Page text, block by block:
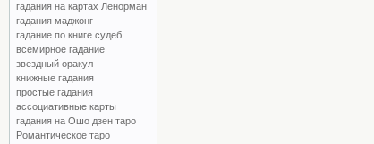
гадания на картах Ленорман
гадания маджонг
гадание по книге судеб
всемирное гадание
звездный оракул
книжные гадания
простые гадания
ассоциативные карты
гадания на Ошо дзен таро
Романтическое таро